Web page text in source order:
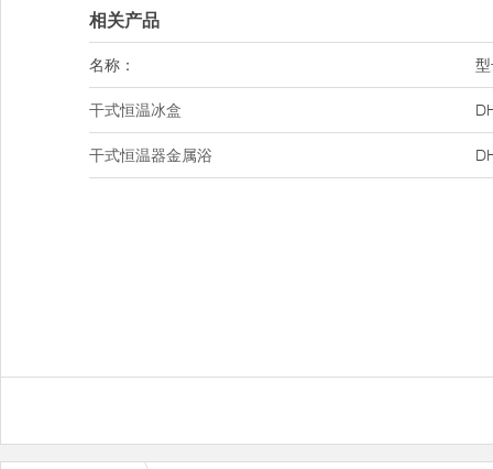
相关产品
名称：
干式恒温冰盒
干式恒温器金属浴